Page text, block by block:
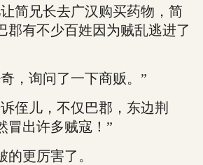
兄长去广汉购买药物，简
郡有不少百姓因为贼乱逃进了
询问了一下商贩。”
儿，不仅巴郡，东边荆
冒出许多贼寇！”
更厉害了。